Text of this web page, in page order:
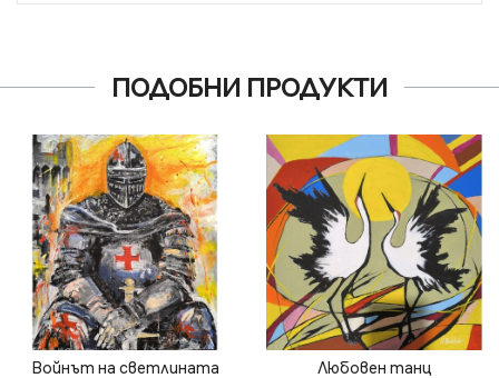
ПОДОБНИ ПРОДУКТИ
Войнът на светлината Любовен танц